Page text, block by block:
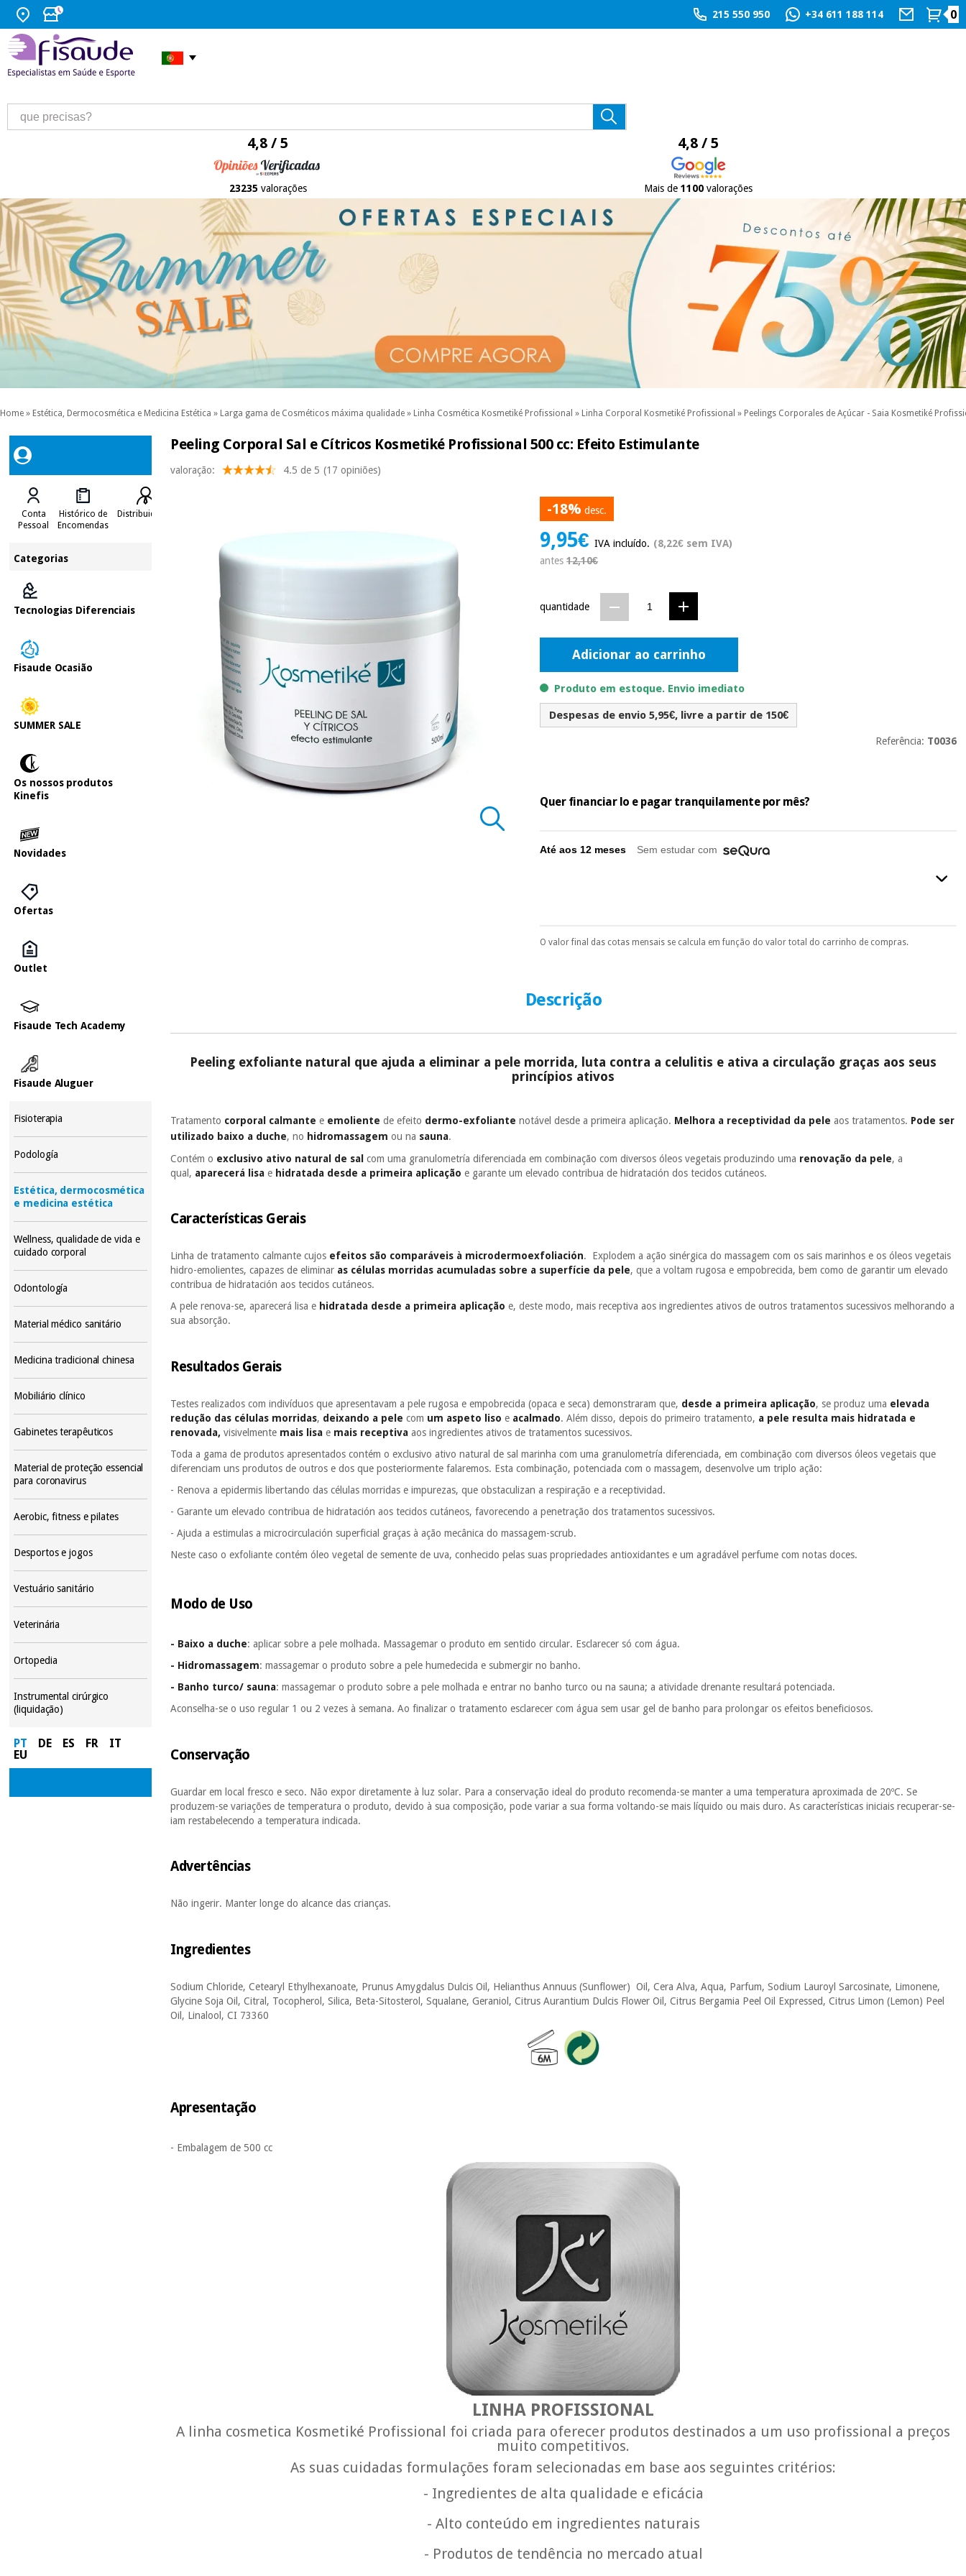
215 550 950 +34 611 188 114 0
4,8 / 5
23235 valorações
4,8 / 5
Mais de 1100valorações
Home » Estética, Dermocosmética e Medicina Estética » Larga gama de Cosméticos máxima qualidade » Linha Cosmética Kosmetiké Profissional » Linha Corporal Kosmetiké Profissional » Peelings Corporales de Açúcar - Saia Kosmetiké
Conta
Pessoal
Histórico de
Encomendas
Distribuidores
Categorias
Tecnologias Diferenciais
Fisaude Ocasião
SUMMER SALE
Os nossos produtos
Kinefis
Novidades
Ofertas
Outlet
Fisaude Tech Academy
Fisaude Aluguer
Fisioterapia
Podología
Estética, dermocosmética
e medicina estética
Wellness, qualidade de vida e
cuidado corporal
Odontología
Material médico sanitário
Medicina tradicional chinesa
Mobiliário clínico
Gabinetes terapêuticos
Material de proteção essencial
para coronavirus
Aerobic, fitness e pilates
Desportos e jogos
Vestuário sanitário
Veterinária
Ortopedia
Instrumental cirúrgico
(liquidação)
PT DE ES FR
IT
EU
Peeling Corporal Sal e Cítricos Kosmetiké Profissional 500 cc: Efeito Estimulante
valoração: 4.5 de 5 (17 opiniões)
-18% desc.
9,95€IVA incluído. (8,22€ sem IVA)
antes12,10€
quantidade
Adicionar ao carrinho
Produto em estoque. Envio imediato
Despesas de envio 5,95€, livre a partir de 150€
Referência: T0036
Quer financiar lo e pagar tranquilamente por mês?
Até aos 12 meses Sem estudar com
Pode escolhê-lo no final do processo de compra, ao escolher o método de pagamento.
É gratuito para si
prestações serão cobradas no mesmo dia de cada mês.
Sem compromisso.
Pode adiantar o pagamento total ou parcial quando quiser,
sem penalizações ou truques.
O valor final das cotas mensais se calcula em função do valor total do carrinho de compras.
Descrição
Peeling exfoliante natural que ajuda a eliminar a pele morrida, luta contra a celulitis e ativa a circulação graças aos seus
princípios ativos
Tratamento corporal calmante e emolientede efeito dermo-exfoliante notável desde a primeira aplicação. Melhora a receptividad da pele aos tratamentos. Pode ser
utilizado baixo a duche, no hidromassagemou na sauna.
Contém o exclusivo ativo natural de sal com uma granulometría diferenciada em combinação com diversos óleos vegetais produzindo uma renovação da pele, a
qual, aparecerá lisa e hidratada desde a primeira aplicação e garante um elevado contribua de hidratación dos tecidos cutáneos.
Características Gerais
Linha de tratamento calmante cujos efeitos são comparáveis à microdermoexfoliación. Explodem a ação sinérgica do massagem com os sais marinhos e os óleos vegetais
hidro-emolientes, capazes de eliminar as células morridas acumuladas sobre a superfície da pele, que a voltam rugosa e empobrecida, bem como de garantir um elevado
contribua de hidratación aos tecidos cutáneos.
A pele renova-se, aparecerá lisa e hidratada desde a primeira aplicação e, deste modo, mais receptiva aos ingredientes ativos de outros tratamentos sucessivos melhorando a
sua absorção.
Resultados Gerais
Testes realizados com indivíduos que apresentavam a pele rugosa e empobrecida (opaca e seca) demonstraram que, desde a primeira aplicação, se produz uma elevada
redução das células morridas, deixando a pele com um aspeto liso e acalmado. Além disso, depois do primeiro tratamento, a pele resulta mais hidratada e
renovada, visivelmente mais lisa e mais receptiva aos ingredientes ativos de tratamentos sucessivos.
Toda a gama de produtos apresentados contém o exclusivo ativo natural de sal marinha com uma granulometría diferenciada, em combinação com diversos óleos vegetais que
diferenciam uns produtos de outros e dos que posteriormente falaremos. Esta combinação, potenciada com o massagem, desenvolve um triplo ação:
- Renova a epidermis libertando das células morridas e impurezas, que obstaculizan a respiração e a receptividad.
- Garante um elevado contribua de hidratación aos tecidos cutáneos, favorecendo a penetração dos tratamentos sucessivos.
- Ajuda a estimulas a microcirculación superficial graças à ação mecânica do massagem-scrub.
Neste caso o exfoliante contém óleo vegetal de semente de uva, conhecido pelas suas propriedades antioxidantes e um agradável perfume com notas doces.
Modo de Uso
- Baixo a duche: aplicar sobre a pele molhada. Massagemar o produto em sentido circular. Esclarecer só com água.
- Hidromassagem: massagemar o produto sobre a pele humedecida e submergir no banho.
- Banho turco/ sauna: massagemar o produto sobre a pele molhada e entrar no banho turco ou na sauna; a atividade drenante resultará potenciada.
Aconselha-se o uso regular 1 ou 2 vezes à semana. Ao finalizar o tratamento esclarecer com água sem usar gel de banho para prolongar os efeitos beneficiosos.
Conservação
Guardar em local fresco e seco. Não expor diretamente à luz solar. Para a conservação ideal do produto recomenda-se manter a uma temperatura aproximada de 20ºC. Se
produzem-se variações de temperatura o produto, devido à sua composição, pode variar a sua forma voltando-se mais líquido ou mais duro. As características iniciais recuperar-se-
iam restabelecendo a temperatura indicada.
Advertências
Não ingerir. Manter longe do alcance das crianças.
Ingredientes
Sodium Chloride, Cetearyl Ethylhexanoate, Prunus Amygdalus Dulcis Oil, Helianthus Annuus (Sunflower) Oil, Cera Alva, Aqua, Parfum, Sodium Lauroyl Sarcosinate, Limonene,
Glycine Soja Oil, Citral, Tocopherol, Silica, Beta-Sitosterol, Squalane, Geraniol, Citrus Aurantium Dulcis Flower Oil, Citrus Bergamia Peel Oil Expressed, Citrus Limon (Lemon) Peel
Oil, Linalool, CI 73360
Apresentação
- Embalagem de 500 cc
LINHA PROFISSIONAL
A linha cosmetica Kosmetiké Profissional foi criada para oferecer produtos destinados a um uso profissional a preços
muito competitivos.
As suas cuidadas formulações foram selecionadas em base aos seguintes critérios:
- Ingredientes de alta qualidade e eficácia
- Alto conteúdo em ingredientes naturais
- Produtos de tendência no mercado atual